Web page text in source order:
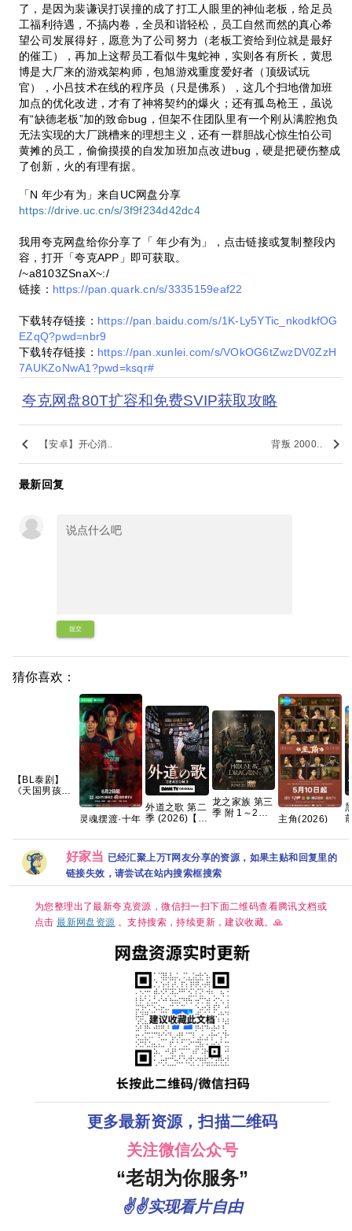
了，是因为裴谦误打误撞的成了打工人眼里的神仙老板，给足员
工福利待遇，不搞内卷，全员和谐轻松，员工自然而然的真心希
望公司发展得好，愿意为了公司努力（老板工资给到位就是最好
的催工），再加上这帮员工看似牛鬼蛇神，实则各有所长，黄思
博是大厂来的游戏架构师，包旭游戏重度爱好者（顶级试玩
官），小吕技术在线的程序员（只是佛系），这几个扫地僧加班
加点的优化改进，才有了神将契约的爆火；还有孤岛枪王，虽说
有“缺德老板”加的致命bug，但架不住团队里有一个刚从满腔抱负
无法实现的大厂跳槽来的理想主义，还有一群胆战心惊生怕公司
黄摊的员工，偷偷摸摸的自发加班加点改进bug，硬是把硬伤整成
了创新，火的有理有据。
「N 年少有为」来自UC网盘分享
https://drive.uc.cn/s/3f9f234d42dc4
我用夸克网盘给你分享了「 年少有为」，点击链接或复制整段内
容，打开「夸克APP」即可获取。
/~a8103ZSnaX~:/
链接： https://pan.quark.cn/s/3335159eaf22
下载转存链接： https://pan.baidu.com/s/1K-Ly5YTic_nkodkfOG
EZqQ?pwd=nbr9
下载转存链接： https://pan.xunlei.com/s/VOkOG6tZwzDV0ZzH
7AUKZoNwA1?pwd=ksqr#
夸克网盘80T扩容和免费SVIP获取攻略
keyboard_arrow_left 【安卓】开心消.. 背叛 2000.. keyboard_arrow_right
最新回复
提交
猜你喜欢：
【BL泰剧】
《天国男孩
【共6集】
灵魂摆渡·十年‎
结】 又名：灵
魂摆渡5 [于毅
刘智扬] 【附
灵魂摆渡1-3
季全系列】夸
外道之歌 第二
季 (2026)【附
悬疑 又名: 外
道の歌 2 夸克
龙之家族 第三
季 附 1～2季
幕 【单集7GB
左右】
主角(2026)
中字】【夸克/
百度】
好家当 已经汇聚上万T网友分享的资源，如果主贴和回复里的
链接失效，请尝试在站内搜索框搜索
为您整理出了最新夸克资源，微信扫一扫下面二维码查看腾讯文档或
点击最新网盘资源 。支持搜索，持续更新，建议收藏。🙏
更多最新资源，扫描二维码
关注微信公众号
“老胡为你服务”
✌✌实现看片自由